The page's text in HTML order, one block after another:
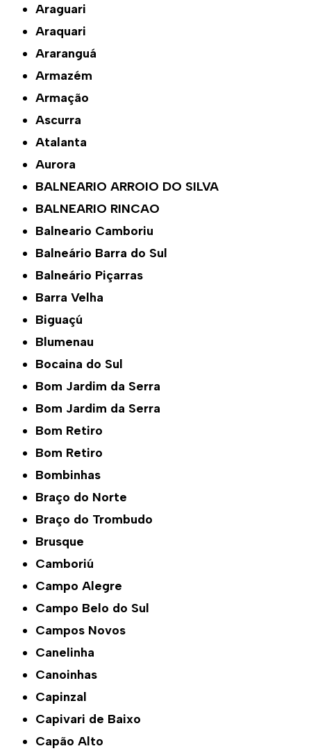
Araguari
Araquari
Araranguá
Armazém
Armação
Ascurra
Atalanta
Aurora
BALNEARIO ARROIO DO SILVA
BALNEARIO RINCAO
Balneario Camboriu
Balneário Barra do Sul
Balneário Piçarras
Barra Velha
Biguaçú
Blumenau
Bocaina do Sul
Bom Jardim da Serra
Bom Jardim da Serra
Bom Retiro
Bom Retiro
Bombinhas
Braço do Norte
Braço do Trombudo
Brusque
Camboriú
Campo Alegre
Campo Belo do Sul
Campos Novos
Canelinha
Canoinhas
Capinzal
Capivari de Baixo
Capão Alto